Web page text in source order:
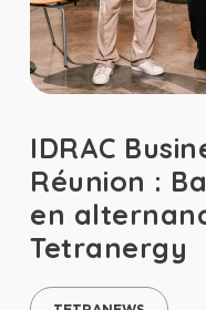
IDRAC
Réunion :
en
Tetranergy